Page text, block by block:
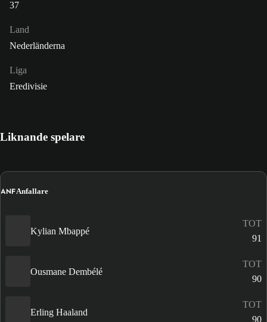
37
Land
Nederländerna
Liga
Eredivisie
Liknande spelare
ANFAnfallare
Kylian Mbappé
TOT
91
Ousmane Dembélé
TOT
90
Erling Haaland
TOT
90